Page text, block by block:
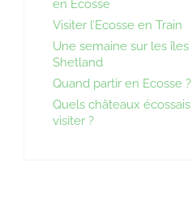
en Ecosse
Visiter l’Ecosse en Train
Une semaine sur les îles
Shetland
Quand partir en Ecosse ?
Quels châteaux écossais
visiter ?